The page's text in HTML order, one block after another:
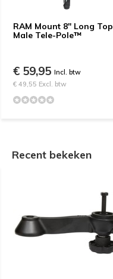
RAM Mount 8" Long Top
Male Tele-Pole™
€ 59,95 Incl. btw
€ 49,55 Excl. btw
Recent bekeken